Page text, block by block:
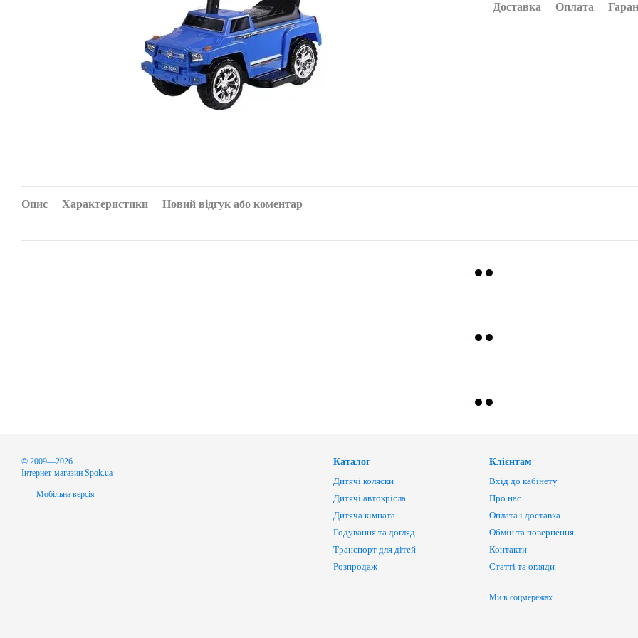
Доставка Оплата
Опис Характеристики Новий відгук або коментар
© 2009—2026
Інтернет-магазин Spok.ua
Мобільна версія
Каталог
Дитячі коляски
Дитячі автокрісла
Дитяча кімната
Годування та догляд
Транспорт для дітей
Розпродаж
Клієнтам
Вхід до кабінету
Про нас
Оплата і доставка
Обмін та повернення
Контакти
Статті та огляди
Ми в соцмережах